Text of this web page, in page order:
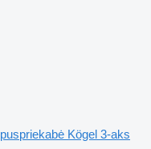
Kögel 3-aks